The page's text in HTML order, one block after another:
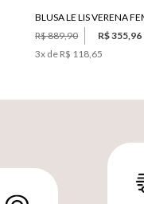
BLUSA LE LIS VERENA
R$ 889,90
R$ 355,96
3x de R$ 118,65